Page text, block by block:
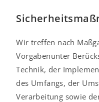
Wir treffen nach
Vorgabenunter
Technik, der
des Umfangs, der
Verarbeitung sowie